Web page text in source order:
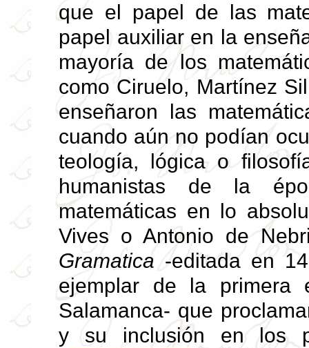
que el papel de las
papel auxiliar en la
mayoría de los
como Ciruelo, Martínez
enseñaron las
cuando aún no podían
teología, lógica o
humanistas de la
matemáticas en lo
Vives o Antonio de
Gramatica -editada en
ejemplar de la primera
Salamanca- que
y su inclusión en los